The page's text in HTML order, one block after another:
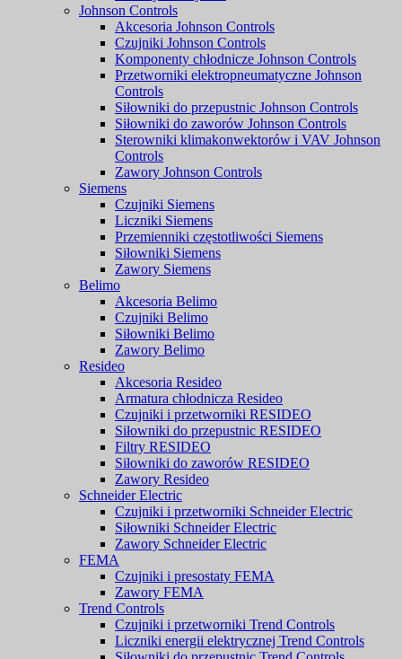
Johnson Controls
Akcesoria Johnson Controls
Czujniki Johnson Controls
Komponenty chłodnicze Johnson Controls
Przetworniki elektropneumatyczne Johnson
Controls
Siłowniki do przepustnic Johnson Controls
Siłowniki do zaworów Johnson Controls
Sterowniki klimakonwektorów i VAV Johnson
Controls
Zawory Johnson Controls
Siemens
Czujniki Siemens
Liczniki Siemens
Przemienniki częstotliwości Siemens
Siłowniki Siemens
Zawory Siemens
Belimo
Akcesoria Belimo
Czujniki Belimo
Siłowniki Belimo
Zawory Belimo
Resideo
Akcesoria Resideo
Armatura chłodnicza Resideo
Czujniki i przetworniki RESIDEO
Siłowniki do przepustnic RESIDEO
Filtry RESIDEO
Siłowniki do zaworów RESIDEO
Zawory Resideo
Schneider Electric
Czujniki i przetworniki Schneider Electric
Siłowniki Schneider Electric
Zawory Schneider Electric
FEMA
Czujniki i presostaty FEMA
Zawory FEMA
Trend Controls
Czujniki i przetworniki Trend Controls
Liczniki energii elektrycznej Trend Controls